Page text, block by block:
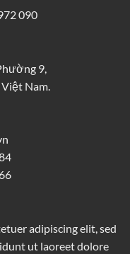
090
9,
Nam.
adipiscing elit, sed
ut laoreet dolore